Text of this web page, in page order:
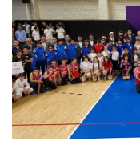
Kredi/Yurt E-
Ödeme